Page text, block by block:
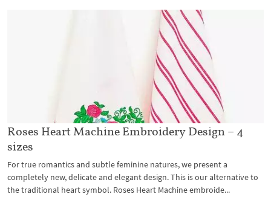
Roses Heart Machine Embroidery Design – 4
sizes
For true romantics and subtle feminine natures, we present a
completely new, delicate and elegant design. This is our alternative to
the traditional heart symbol. Roses Heart Machine embroide...